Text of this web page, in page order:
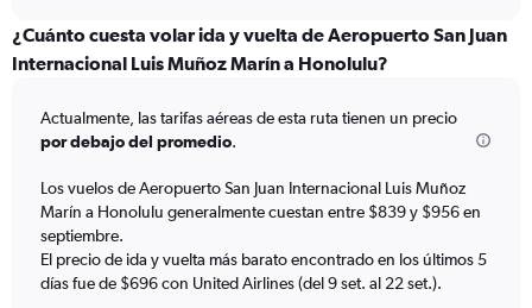
categories.
Range:
The
chart
1
Y
axis
displaying
values.
¿Cuánto cuesta volar ida y vuelta de Aeropuerto San Juan
Internacional Luis Muñoz Marín a Honolulu?
Actualmente, las tarifas aéreas de esta ruta tienen un precio
por debajo del promedio.
Los vuelos de Aeropuerto San Juan Internacional Luis Muñoz
Marín a Honolulu generalmente cuestan entre $839 y $956 en
septiembre.
El precio de ida y vuelta más barato encontrado en los últimos 5
días fue de $696 con United Airlines (del 9 set. al 22 set.).